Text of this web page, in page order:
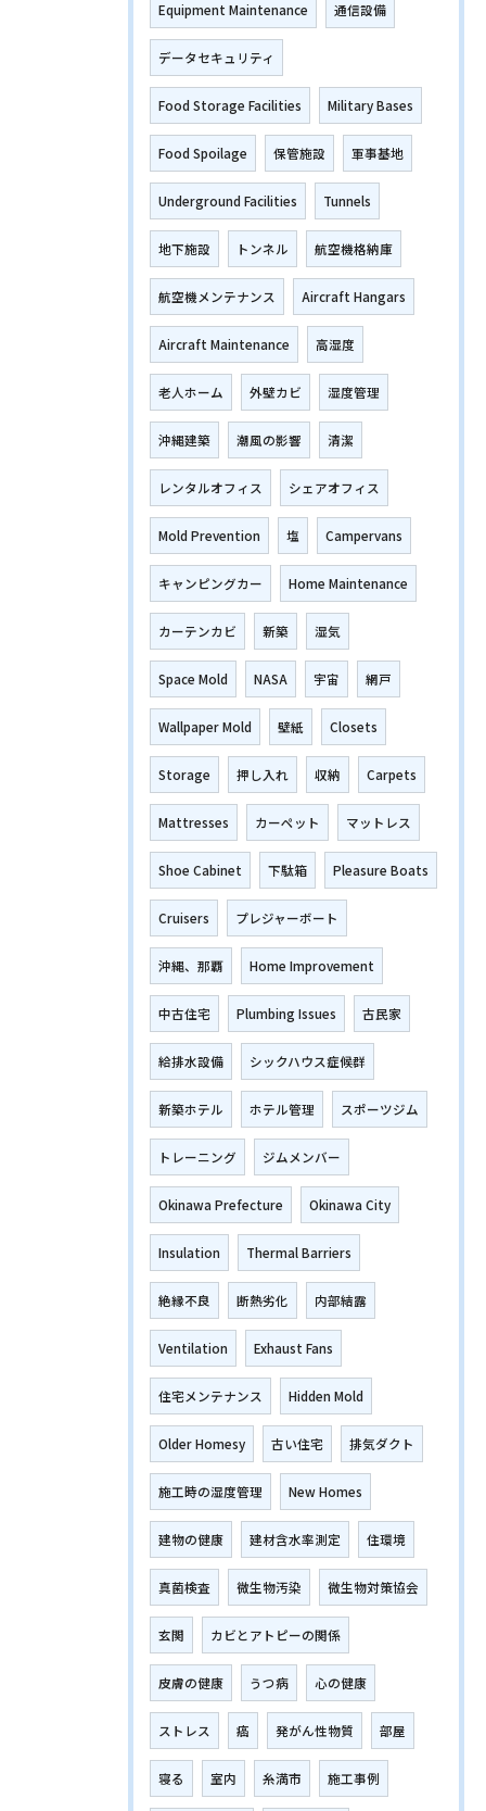
Equipment Maintenance 通信設備
データセキュリティ
Food Storage Facilities Military Bases
Food Spoilage 保管施設 軍事基地
Underground Facilities Tunnels
地下施設 トンネル 航空機格納庫
航空機メンテナンス Aircraft Hangars
Aircraft Maintenance 高湿度
老人ホーム 外壁カビ 湿度管理
沖縄建築 潮風の影響 清潔
レンタルオフィス シェアオフィス
Mold Prevention 塩 Campervans
キャンピングカー Home Maintenance
カーテンカビ 新築 湿気
Space Mold NASA 宇宙 網戸
Wallpaper Mold 壁紙 Closets
Storage 押し入れ 収納 Carpets
Mattresses カーペット マットレス
Shoe Cabinet 下駄箱 Pleasure Boats
Cruisers プレジャーボート
沖縄、那覇 Home Improvement
中古住宅 Plumbing Issues 古民家
給排水設備 シックハウス症候群
新築ホテル ホテル管理 スポーツジム
トレーニング ジムメンバー
Okinawa Prefecture Okinawa City
Insulation Thermal Barriers
絶縁不良 断熱劣化 内部結露
Ventilation Exhaust Fans
住宅メンテナンス Hidden Mold
Older Homesy 古い住宅 排気ダクト
施工時の湿度管理 New Homes
建物の健康 建材含水率測定 住環境
真菌検査 微生物汚染 微生物対策協会
玄関 カビとアトピーの関係
皮膚の健康 うつ病 心の健康
ストレス 癌 発がん性物質 部屋
寝る 室内 糸満市 施工事例